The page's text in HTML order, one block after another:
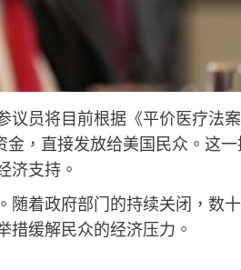
员将目前根据《平价医疗法案
，直接发放给美国民众。这
济支持。
着政府部门的持续关闭，数
措缓解民众的经济压力。